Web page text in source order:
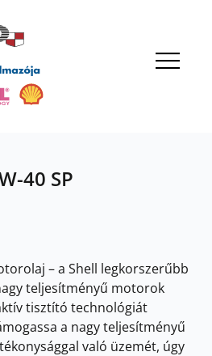
OK
40 SP
– a Shell legkorszerűbb
teljesítményű motorok
tisztító technológiát
a nagy teljesítményű
való üzemét, úgy